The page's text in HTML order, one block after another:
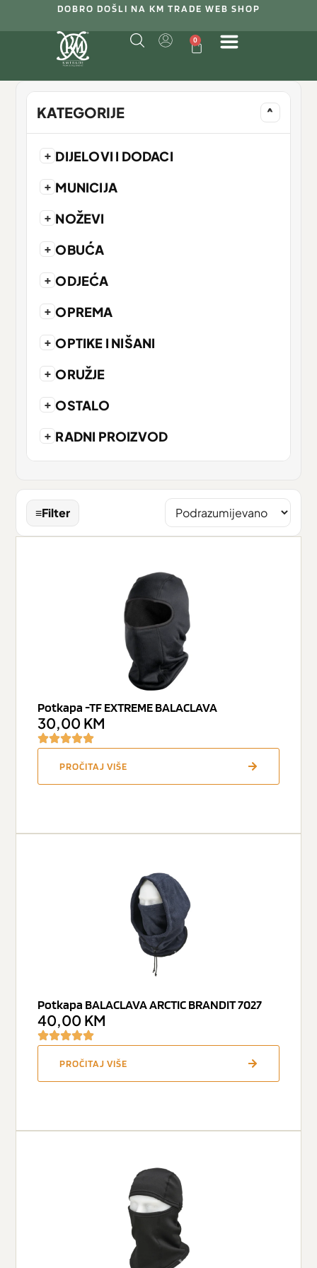
DOBRO DOŠLI NA KM TRADE WEB SHOP
0
KATEGORIJE ^
+ DIJELOVI I DODACI
+ MUNICIJA
+ NOŽEVI
+ OBUĆA
+ ODJEĆA
+ OPREMA
+ OPTIKE I NIŠANI
+ ORUŽJE
+ OSTALO
+ RADNI PROIZVOD
≡Filter
Potkapa -TF EXTREME BALACLAVA
30,00 KM
PROČITAJ VIŠE
Potkapa BALACLAVA ARCTIC BRANDIT 7027
40,00 KM
PROČITAJ VIŠE